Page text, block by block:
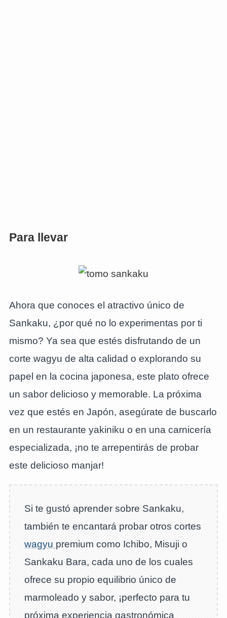
Para llevar
Ahora que conoces el atractivo único de
Sankaku, ¿por qué no lo experimentas por ti
mismo? Ya sea que estés disfrutando de un
corte wagyu de alta calidad o explorando su
papel en la cocina japonesa, este plato ofrece
un sabor delicioso y memorable. La próxima
vez que estés en Japón, asegúrate de buscarlo
en un restaurante yakiniku o en una carnicería
especializada, ¡no te arrepentirás de probar
este delicioso manjar!
Si te gustó aprender sobre Sankaku,
también te encantará probar otros cortes
wagyu premium como Ichibo, Misuji o
Sankaku Bara, cada uno de los cuales
ofrece su propio equilibrio único de
marmoleado y sabor, ¡perfecto para tu
próxima experiencia gastronómica